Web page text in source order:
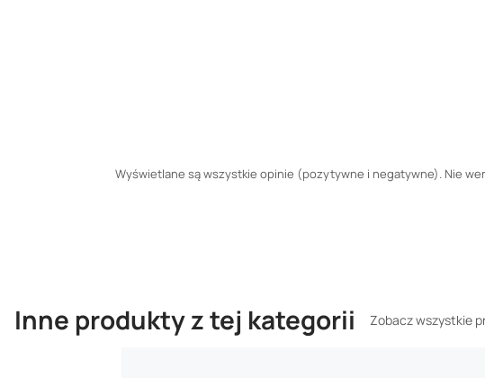
Wyświetlane są wszystkie opinie (pozytywne i negatywne). Nie
Inne produkty z tej kategorii Zobacz wszystkie